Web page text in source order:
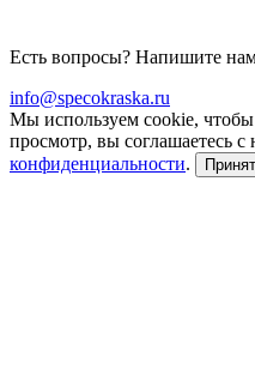
Есть вопросы? Напишите
info@specokraska.ru
Мы используем cookie,
просмотр, вы соглашаетесь с
конфиденциальности.